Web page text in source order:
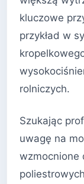
kluczowe
przykład w
rolniczych.
Szukając
uwagę na
wzmocnione